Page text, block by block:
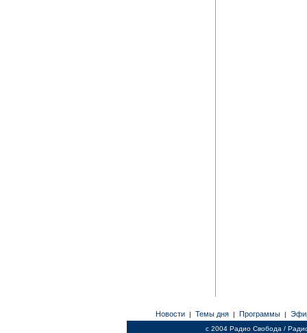
Новости | Темы дня | Программы |
c 2004 Радио Свобода /